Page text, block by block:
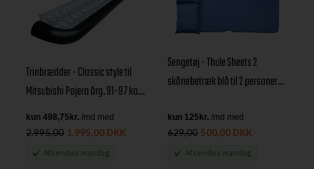
Trinbrædder - Classic style til
Mitsubishi Pajero årg. 91-97 kort
model
2.995,00 1.995,00 DKK
Afsendes mandag
Sengetøj - Thule Sheets 2
skånebetræk blå til 2 personers
629,00 500,00 DKK
Afsendes mandag